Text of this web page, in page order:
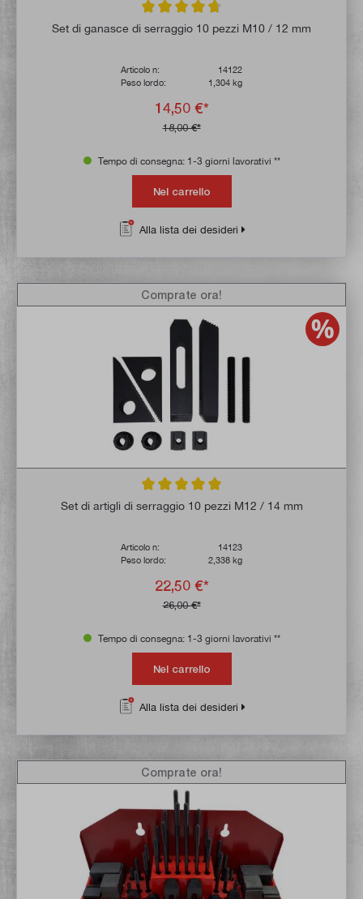
Valutazione media di 4.7 su 5 stelle
Set di ganasce di serraggio 10 pezzi M10 / 12 mm
Articolo n:
14122
Peso lordo:
1,304 kg
14,50 €*
18,00 €*
Tempo di consegna: 1-3 giorni lavorativi **
Nel carrello
Alla lista dei desideri
Valutazione media di 5 su 5 stelle
Set di artigli di serraggio 10 pezzi M12 / 14 mm
Articolo n:
14123
Peso lordo:
2,338 kg
22,50 €*
26,00 €*
Comprate ora!
Tempo di consegna: 1-3 giorni lavorativi **
Nel carrello
Alla lista dei desideri
Comprate ora!